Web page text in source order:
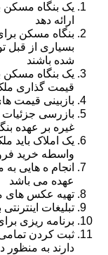
یک بنگاه مسکن
ارائه دهد
بنگاه مسکن
بسیاری از قبل
شده باشند
یک بنگاه مسکن
قیمت گذاری
بازبینی قیمت
بازرسی
غیره بر عهده
یک املاک باید
واسطه خرید
انجام ه هایی
عهده می باشد
تهیه عکس های
تبلیغات
برنامه ریزی
ثبت کردن
دارند به منظور